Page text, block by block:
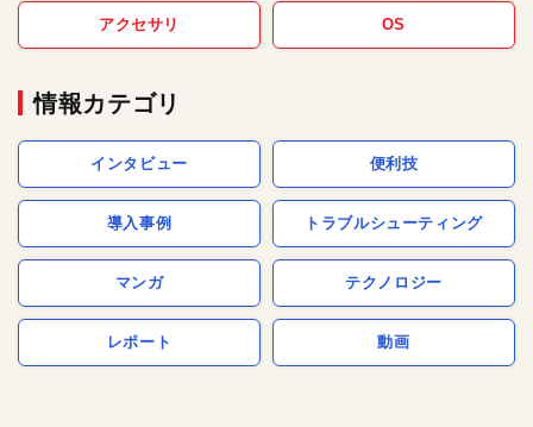
アクセサリ OS
情報カテゴリ
インタビュー 便利技
導入事例 トラブルシューティング
マンガ テクノロジー
レポート 動画